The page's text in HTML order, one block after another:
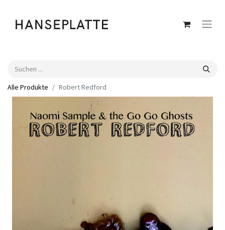
Alle Produkte Robert Redford